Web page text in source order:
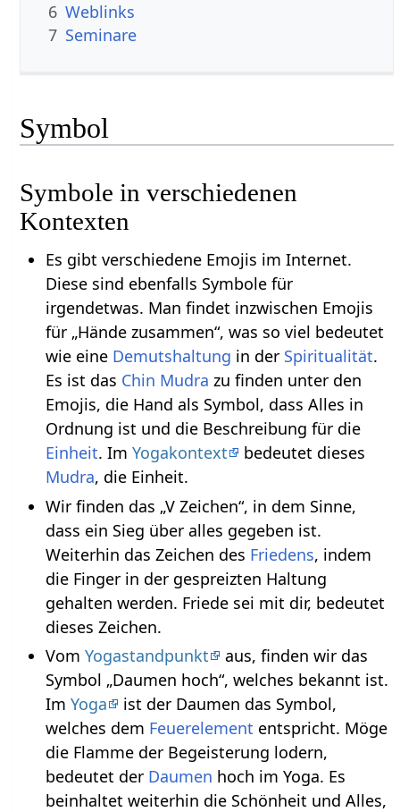
6 Weblinks
7 Seminare
Symbol
Symbole in verschiedenen
Kontexten
Es gibt verschiedene Emojis im Internet.
Diese sind ebenfalls Symbole für
irgendetwas. Man findet inzwischen Emojis
für „Hände zusammen“, was so viel bedeutet
wie eine Demutshaltung in der Spiritualität.
Es ist das Chin Mudra zu finden unter den
Emojis, die Hand als Symbol, dass Alles in
Ordnung ist und die Beschreibung für die
Einheit. Im Yogakontext
bedeutet dieses
Mudra, die Einheit.
Wir finden das „V Zeichen“, in dem Sinne,
dass ein Sieg über alles gegeben ist.
Weiterhin das Zeichen des Friedens, indem
die Finger in der gespreizten Haltung
gehalten werden. Friede sei mit dir, bedeutet
dieses Zeichen.
Vom Yogastandpunkt
aus, finden wir das
Symbol „Daumen hoch“, welches bekannt ist.
Im Yoga
ist der Daumen das Symbol,
welches dem Feuerelement entspricht. Möge
die Flamme der Begeisterung lodern,
bedeutet der Daumen hoch im Yoga. Es
beinhaltet weiterhin die Schönheit und Alles,